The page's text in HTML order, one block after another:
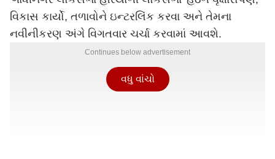
વિકાસ કાર્યો, તળાવોને ઇન્ટરલિંક કરવા અને તેમના
નવીનીકરણ અંગે વિગતવાર ચર્ચા કરવામાં આવશે.
Continues below advertisement
વધુ વાંચો